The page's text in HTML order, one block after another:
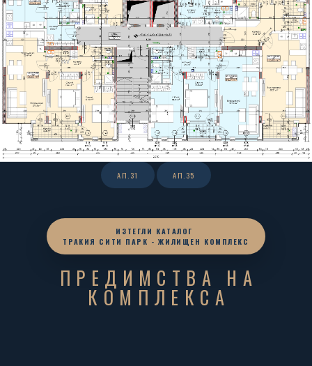
АП.31 АП.35
ИЗТЕГЛИ КАТАЛОГ
ТРАКИЯ СИТИ ПАРК - ЖИЛИЩЕН КОМПЛЕКС
ПРЕДИМСТВА НА
КОМПЛЕКСА